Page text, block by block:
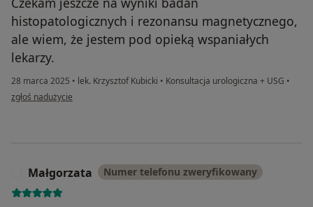
histopatologicznych i rezonansu magnetycznego,
ale wiem, że jestem pod opieką wspaniałych
lekarzy.
28 marca 2025 • lek. Krzysztof Kubicki • Konsultacja urologiczna + USG •
w opinii użytkownika Józef
zgłoś nadużycie
Małgorzata Numer telefonu zweryfikowany